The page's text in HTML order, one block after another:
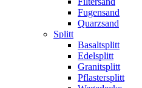
Fugensand
Quarzsand
Splitt
Basaltsplitt
Edelsplitt
Granitsplitt
Pflastersplitt